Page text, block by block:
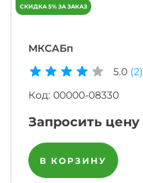
МКСАБп
5.0 (2)
Код: 00000-08330
Запросить цену
В КОРЗИНУ